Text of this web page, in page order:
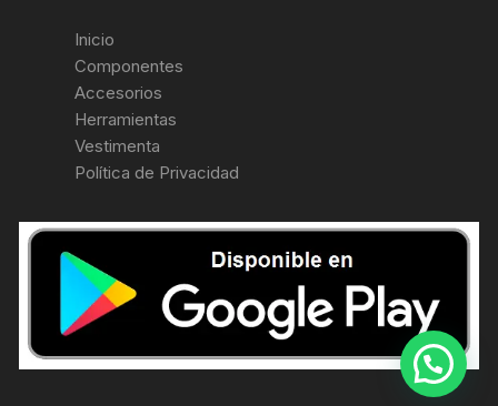
Inicio
Componentes
Accesorios
Herramientas
Vestimenta
Política de Privacidad